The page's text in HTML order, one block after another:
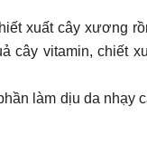
xuất cây xương
cây vitamin, chiết
làm dịu da nhạy